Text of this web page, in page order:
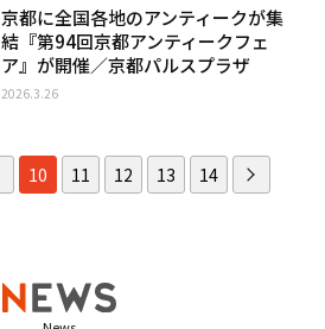
京都に全国各地のアンティークが集
結『第94回京都アンティークフェ
ア』が開催／京都パルスプラザ
2026.3.26
10 11 12 13 14